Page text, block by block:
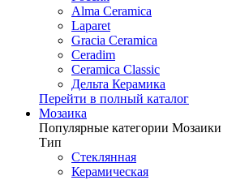
Alma Ceramica
Laparet
Gracia Ceramica
Ceradim
Ceramica Classic
Дельта Керамика
Перейти в полный каталог
Мозаика
Популярные категории Мозаики
Тип
Стеклянная
Керамическая